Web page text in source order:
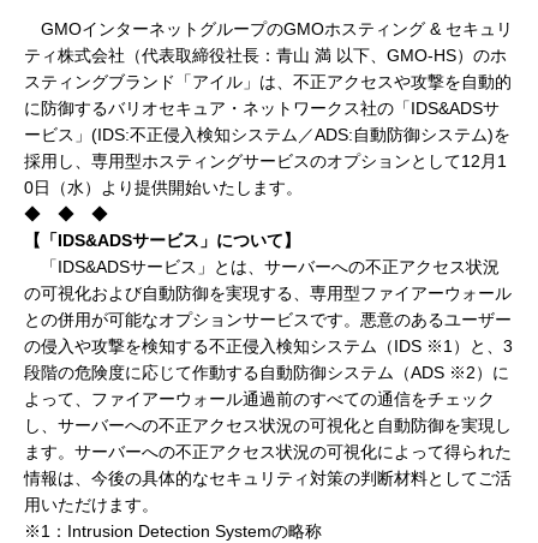
GMOインターネットグループのGMOホスティング & セキュリ
ティ株式会社（代表取締役社長：青山 満 以下、GMO-HS）のホ
スティングブランド「アイル」は、不正アクセスや攻撃を自動的
に防御するバリオセキュア・ネットワークス社の「IDS&ADSサ
ービス」(IDS:不正侵入検知システム／ADS:自動防御システム)を
採用し、専用型ホスティングサービスのオプションとして12月1
0日（水）より提供開始いたします。
◆ ◆ ◆
【「IDS&ADSサービス」について】
「IDS&ADSサービス」とは、 サーバーへの不正アクセス状況
の可視化および自動防御を実現する、専用型ファイアーウォール
との併用が可能なオプションサービスです。悪意のあるユーザー
の侵入や攻撃を検知する不正侵入検知システム（IDS ※1）と、3
段階の危険度に応じて作動する自動防御システム（ADS ※2）に
よって、ファイアーウォール通過前のすべての通信をチェック
し、サーバーへの不正アクセス状況の可視化と自動防御を実現し
ます。サーバーへの不正アクセス状況の可視化によって得られた
情報は、今後の具体的なセキュリティ対策の判断材料としてご活
用いただけます。
※1：Intrusion Detection Systemの略称